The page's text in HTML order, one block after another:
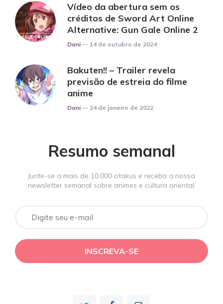
Vídeo da abertura sem os
créditos de Sword Art Online
Alternative: Gun Gale Online 2
Posted
Dani 14 de outubro de 2024
Bakuten!! – Trailer revela
previsão de estreia do filme
anime
Posted
Dani 24 de janeiro de 2022
Resumo semanal
Junte-se a mais de 10.000 otakus e receba a nossa
newsletter semanal sobre animes e cultura oriental.